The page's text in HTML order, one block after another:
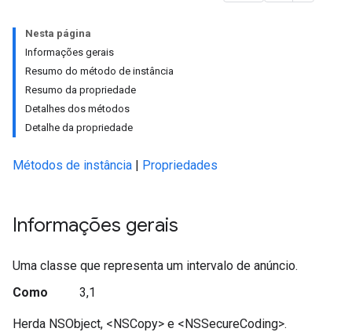
Nesta página
Informações gerais
Resumo do método de instância
Resumo da propriedade
Detalhes dos métodos
Detalhe da propriedade
Métodos de instância | Propriedades
Informações gerais
Uma classe que representa um intervalo de anúncio.
Como
3,1
Herda NSObject, <NSCopy> e <NSSecureCoding>.